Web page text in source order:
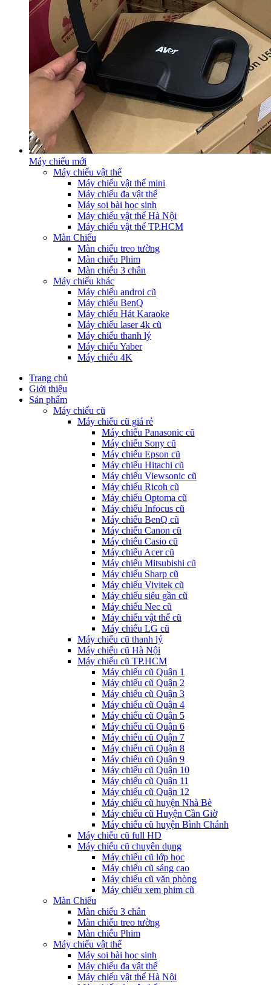
Máy chiếu mới
Máy chiếu vật thể
Máy chiếu vật thể mini
Máy chiếu đa vật thể
Máy soi bài học sinh
Máy chiếu vật thể Hà Nội
Máy chiếu vật thể TP.HCM
Màn Chiếu
Màn chiếu treo tường
Màn chiếu Phim
Màn chiếu 3 chân
Máy chiếu khác
Máy chiếu androi cũ
Máy chiếu BenQ
Máy chiếu Hát Karaoke
Máy chiếu laser 4k cũ
Máy chiếu thanh lý
Máy chiếu Yaber
Máy chiếu 4K
Trang chủ
Giới thiệu
Sản phẩm
Máy chiếu cũ
Máy chiếu cũ giá rẻ
Máy chiếu Panasonic cũ
Máy chiếu Sony cũ
Máy chiếu Epson cũ
Máy chiếu Hitachi cũ
Máy chiếu Viewsonic cũ
Máy chiếu Ricoh cũ
Máy chiếu Optoma cũ
Máy chiếu Infocus cũ
Máy chiếu BenQ cũ
Máy chiếu Canon cũ
Máy chiếu Casio cũ
Máy chiếu Acer cũ
Máy chiếu Mitsubishi cũ
Máy chiếu Sharp cũ
Máy chiếu Vivitek cũ
Máy chiếu siêu gần cũ
Máy chiếu Nec cũ
Máy chiếu vật thể cũ
Máy chiếu LG cũ
Máy chiếu cũ thanh lý
Máy chiếu cũ Hà Nội
Máy chiếu cũ TP.HCM
Máy chiếu cũ Quận 1
Máy chiếu cũ Quận 2
Máy chiếu cũ Quận 3
Máy chiếu cũ Quận 4
Máy chiếu cũ Quận 5
Máy chiếu cũ Quận 6
Máy chiếu cũ Quận 7
Máy chiếu cũ Quận 8
Máy chiếu cũ Quận 9
Máy chiếu cũ Quận 10
Máy chiếu cũ Quận 11
Máy chiếu cũ Quận 12
Máy chiếu cũ huyện Nhà Bè
Máy chiếu cũ Huyện Cần Giờ
Máy chiếu cũ huyện Bình Chánh
Máy chiếu cũ full HD
Máy chiếu cũ chuyên dụng
Máy chiếu cũ lớp học
Máy chiếu cũ sáng cao
Máy chiếu cũ văn phòng
Máy chiếu xem phim cũ
Màn Chiếu
Màn chiếu 3 chân
Màn chiếu treo tường
Màn chiếu Phim
Máy chiếu vật thể
Máy soi bài học sinh
Máy chiếu đa vật thể
Máy chiếu vật thể Hà Nội